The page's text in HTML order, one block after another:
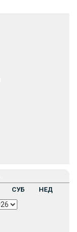
СУБ НЕД